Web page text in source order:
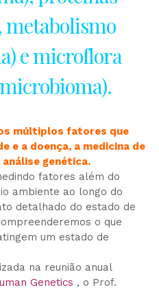
metabolismo
e microflora
múltiplos fatores que
e a doença, a medicina de
genética.
fatores além do
ambiente ao longo do
detalhado do estado de
o que
um estado de
na reunião anual
Genetics , o Prof.